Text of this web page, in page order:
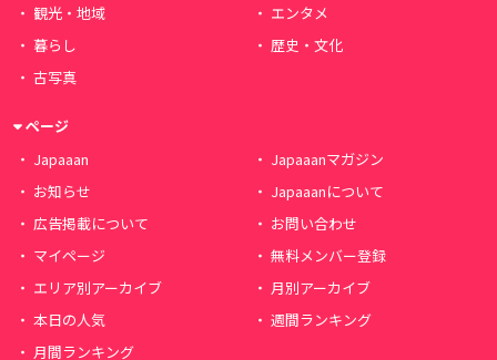
観光・地域
エンタメ
暮らし
歴史・文化
古写真
ページ
Japaaan
Japaaanマガジン
お知らせ
Japaaanについて
広告掲載について
お問い合わせ
マイページ
無料メンバー登録
エリア別アーカイブ
月別アーカイブ
本日の人気
週間ランキング
月間ランキング